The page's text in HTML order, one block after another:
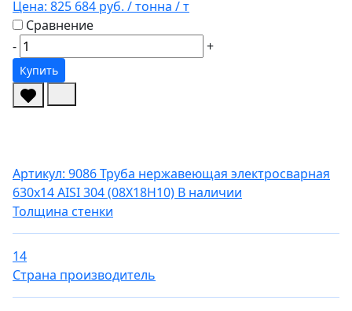
Цена: 825 684 руб. / тонна / т
Сравнение
-
+
Купить
Артикул: 9086Труба нержавеющая электросварная
630х14 AISI 304 (08Х18Н10) В наличии
Толщина стенки
14
Страна производитель